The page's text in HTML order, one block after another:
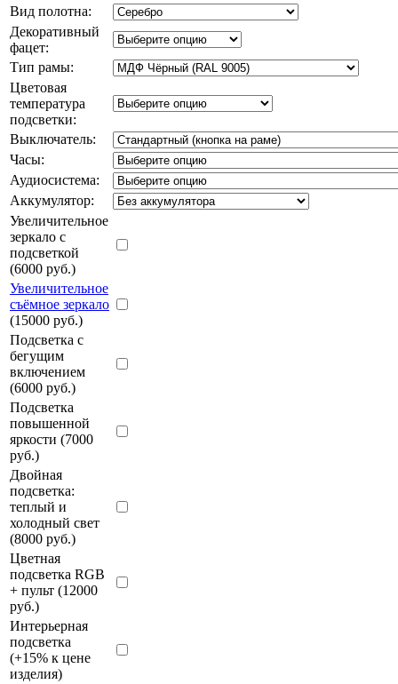
Вид полотна:
Декоративный
фацет:
Тип рамы:
Цветовая
температура
подсветки:
Выключатель:
Часы:
Аудиосистема:
Аккумулятор:
Увеличительное
зеркало с
подсветкой
(6000 руб.)
Увеличительное
съёмное зеркало
(15000 руб.)
Подсветка с
бегущим
включением
(6000 руб.)
Подсветка
повышенной
яркости (7000
руб.)
Двойная
подсветка:
теплый и
холодный свет
(8000 руб.)
Цветная
подсветка RGB
+ пульт (12000
руб.)
Интерьерная
подсветка
(+15% к цене
изделия)